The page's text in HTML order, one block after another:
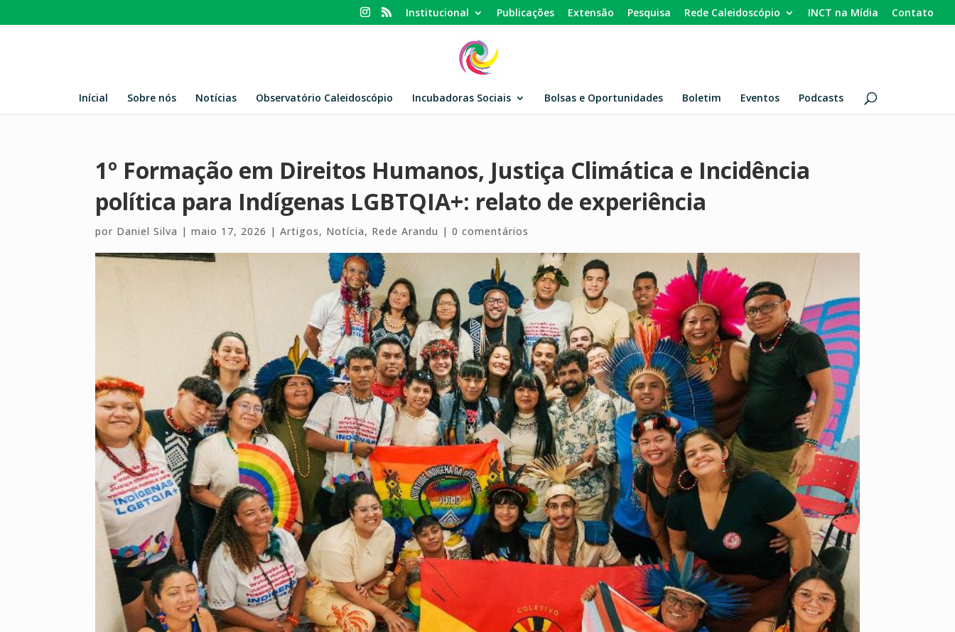
Institucional Publicações Extensão Pesquisa Rede Caleidoscópio INCT na Mídia Contato
Inícial Sobre nós Notícias Observatório Caleidoscópio Incubadoras Sociais Bolsas e Oportunidades Boletim Eventos Podcasts
1º Formação em Direitos Humanos, Justiça Climática e Incidência
política para Indígenas LGBTQIA+: relato de experiência
por Daniel Silva |maio 17, 2026 |Artigos, Notícia, Rede Arandu |0 comentários